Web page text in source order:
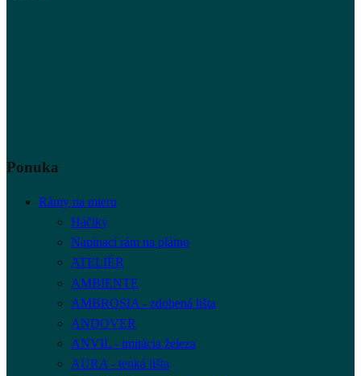
Ponuka
Rámy na mieru
Háčiky
Napínací rám na plátno
ATELIÉR
AMBIENTE
AMBROSIA - zdobená lišta
ANDOVER
ANVIL - imitácia železa
AURA - tenká lišta